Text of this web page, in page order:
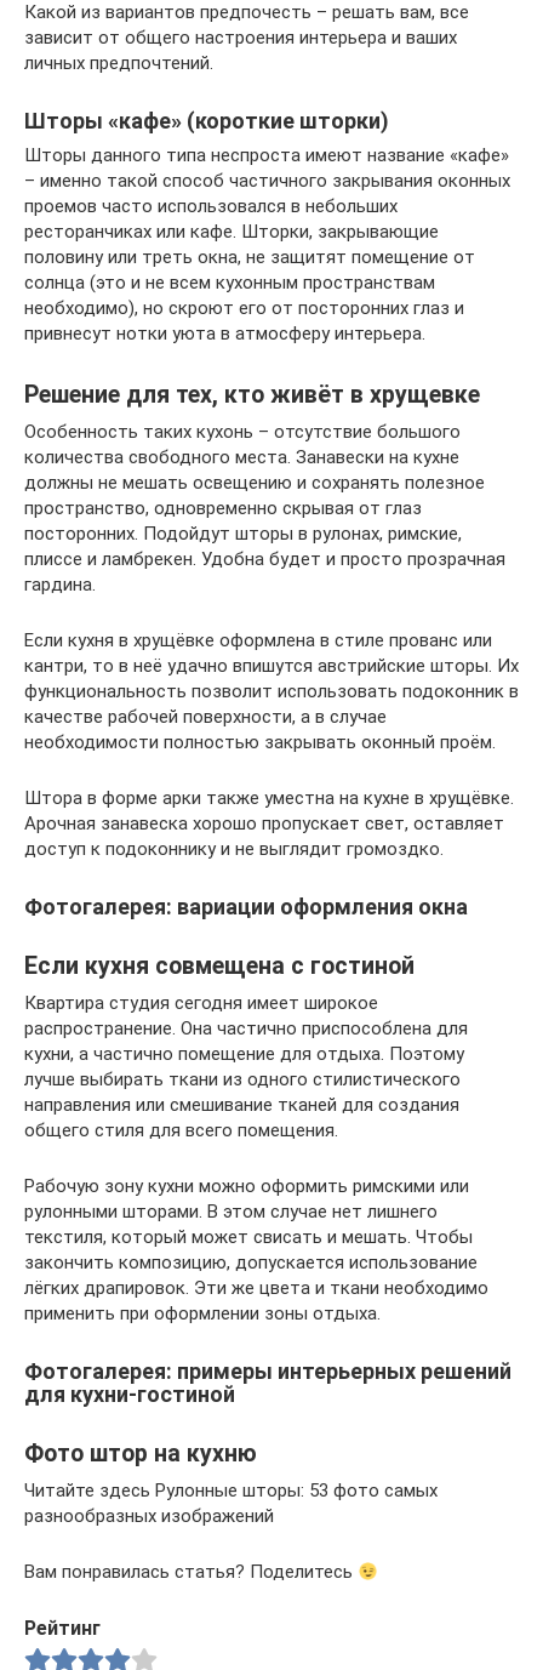
Какой из вариантов предпочесть – решать вам, все
зависит от общего настроения интерьера и ваших
личных предпочтений.
Шторы «кафе» (короткие шторки)
Шторы данного типа неспроста имеют название «кафе»
– именно такой способ частичного закрывания оконных
проемов часто использовался в небольших
ресторанчиках или кафе. Шторки, закрывающие
половину или треть окна, не защитят помещение от
солнца (это и не всем кухонным пространствам
необходимо), но скроют его от посторонних глаз и
привнесут нотки уюта в атмосферу интерьера.
Решение для тех, кто живёт в хрущевке
Особенность таких кухонь – отсутствие большого
количества свободного места. Занавески на кухне
должны не мешать освещению и сохранять полезное
пространство, одновременно скрывая от глаз
посторонних. Подойдут шторы в рулонах, римские,
плиссе и ламбрекен. Удобна будет и просто прозрачная
гардина.
Если кухня в хрущёвке оформлена в стиле прованс или
кантри, то в неё удачно впишутся австрийские шторы. Их
функциональность позволит использовать подоконник в
качестве рабочей поверхности, а в случае
необходимости полностью закрывать оконный проём.
Штора в форме арки также уместна на кухне в хрущёвке.
Арочная занавеска хорошо пропускает свет, оставляет
доступ к подоконнику и не выглядит громоздко.
Фотогалерея: вариации оформления окна
Если кухня совмещена с гостиной
Квартира студия сегодня имеет широкое
распространение. Она частично приспособлена для
кухни, а частично помещение для отдыха. Поэтому
лучше выбирать ткани из одного стилистического
направления или смешивание тканей для создания
общего стиля для всего помещения.
Рабочую зону кухни можно оформить римскими или
рулонными шторами. В этом случае нет лишнего
текстиля, который может свисать и мешать. Чтобы
закончить композицию, допускается использование
лёгких драпировок. Эти же цвета и ткани необходимо
применить при оформлении зоны отдыха.
Фотогалерея: примеры интерьерных решений
для кухни-гостиной
Фото штор на кухню
Читайте здесь Рулонные шторы: 53 фото самых
разнообразных изображений
Вам понравилась статья? Поделитесь
Рейтинг